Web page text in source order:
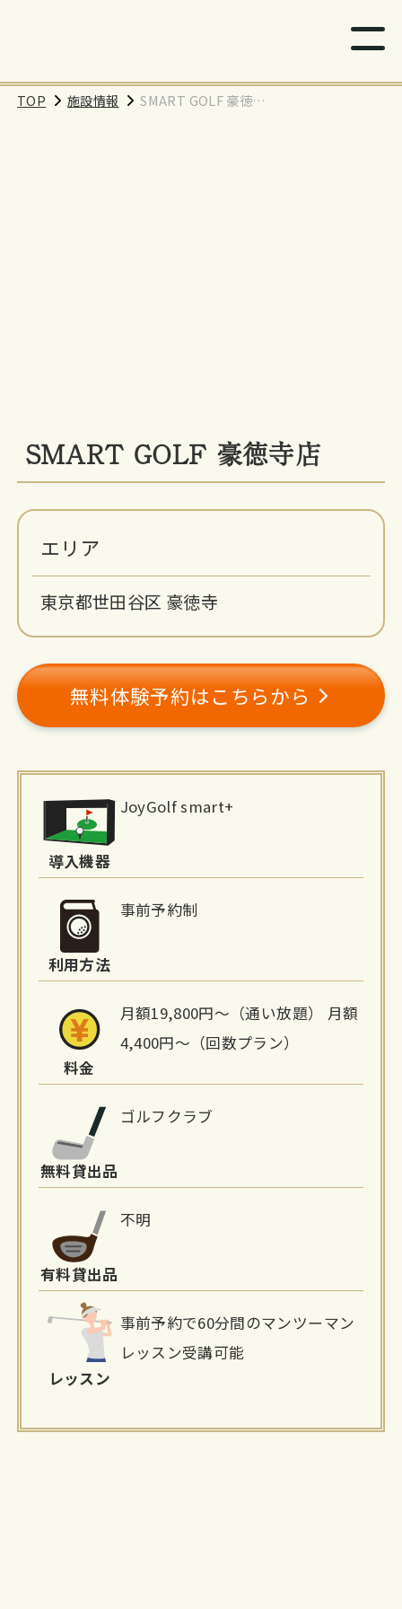
TOP 施設情報
SMART GOLF 豪徳寺
SMART GOLF 豪徳寺店
エリア
東京都世田谷区 豪徳寺
無料体験予約はこちらから
報
導入機器
JoyGolf smart+
利用方法
事前予約制
料金
月額19,800円〜（通い放題） 月額
4,400円〜（回数プラン）
無料貸出品
ゴルフクラブ
有料貸出品
不明
レッスン
事前予約で60分間のマンツーマン
レッスン受講可能